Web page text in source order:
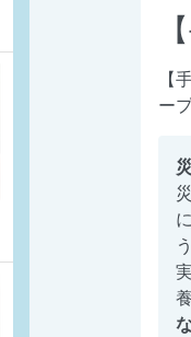
【
ー